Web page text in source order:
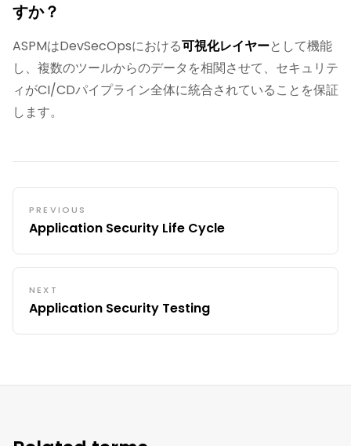
すか？
ASPMはDevSecOpsにおける可視化レイヤーとして機能
し、複数のツールからのデータを相関させて、セキュリテ
ィがCI/CDパイプライン全体に統合されていることを保証
します。
PREVIOUS
Application Security Life Cycle
NEXT
Application Security Testing